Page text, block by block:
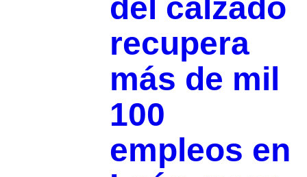
del calzado
recupera
más de mil
100
empleos en